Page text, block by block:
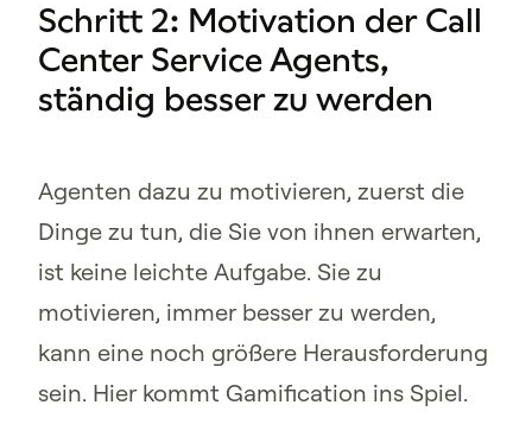
Schritt 2: Motivation der Call
Center Service Agents,
ständig besser zu werden
Agenten dazu zu motivieren, zuerst die
Dinge zu tun, die Sie von ihnen erwarten,
ist keine leichte Aufgabe. Sie zu
motivieren, immer besser zu werden,
kann eine noch größere Herausforderung
sein. Hier kommt Gamification ins Spiel.